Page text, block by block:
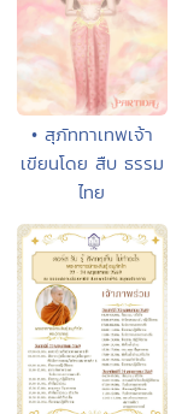
• สุภัททาเทพเจ้า
เขียนโดย สืบ ธรรม
ไทย